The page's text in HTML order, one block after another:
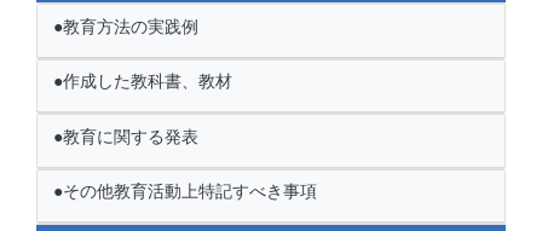
●教育方法の実践例
●作成した教科書、教材
●教育に関する発表
●その他教育活動上特記すべき事項